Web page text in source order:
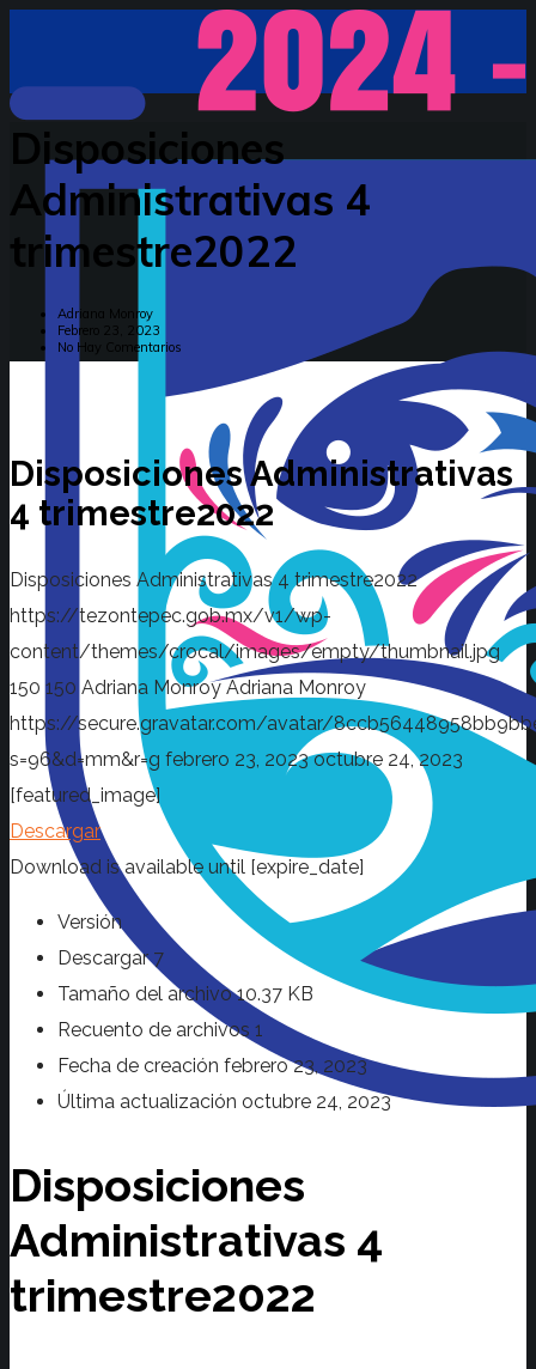
Disposiciones
Administrativas 4
trimestre2022
Adriana Monroy
Febrero 23, 2023
No Hay Comentarios
Disposiciones Administrativas
4 trimestre2022
Disposiciones Administrativas 4 trimestre2022
https://tezontepec.gob.mx/v1/wp-
content/themes/crocal/images/empty/thumbnail.jpg
150 150 Adriana Monroy Adriana Monroy
https://secure.gravatar.com/avatar/
s=96&d=mm&r=g febrero 23, 2023 octubre 24, 2023
[featured_image]
Descargar
Download is available until [expire_date]
Versión
Descargar7
Tamaño del archivo10.37 KB
Recuento de archivos 1
Fecha de creación febrero 23, 2023
Última actualización octubre 24, 2023
Disposiciones
Administrativas 4
trimestre2022